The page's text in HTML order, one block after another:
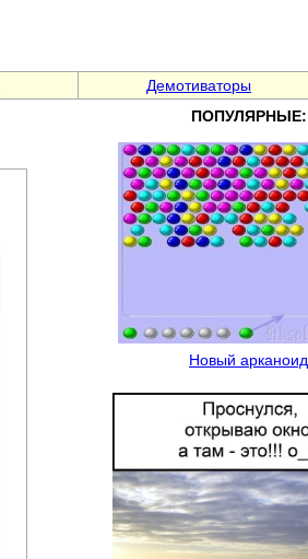
Демотиваторы
ПОПУЛЯРНЫЕ:
Новый арканоид